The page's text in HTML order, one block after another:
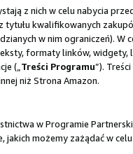
z nich w celu nabycia
kwalifikowanych
w nim ograniczeń). W
formaty linków, widgety,
(„Treści Programu”).
niż Strona Amazon.
w Programie
jakich możemy zażądać w